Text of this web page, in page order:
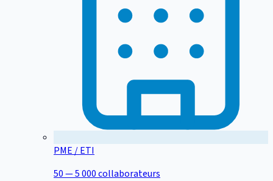
PME / ETI
50 — 5 000 collaborateurs